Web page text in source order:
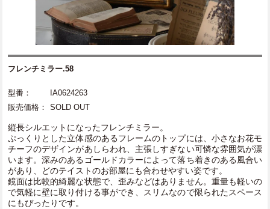
フレンチミラー.58
型番：
IA0624263
販売価格：
SOLD OUT
縦長シルエットになったフレンチミラー。
ぷっくりとした立体感のあるフレームのトップには、小さなお花モ
チーフのデザインがあしらわれ、主張しすぎない可憐な雰囲気が漂
います。深みのあるゴールドカラーによって落ち着きのある風合い
があり、どのテイストのお部屋にも合わせやすい姿です。
鏡面は比較的綺麗な状態で、歪みなどはありません。重量も軽いの
で気軽に壁に取り付ける事ができ、スリムなので限られたスペース
にもぴったりです。